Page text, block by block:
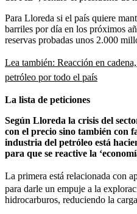
Para Lloreda si el país quiere
barriles por día en los próximos
reservas probadas unos 2.000
Lea también: Reacción en
petróleo por todo el país
La lista de peticiones
Según Lloreda la crisis del
con el precio sino también con
industria del petróleo está
para que se reactive la
La primera está relacionada con
para darle un empuje a la
hidrocarburos, reduciendo la